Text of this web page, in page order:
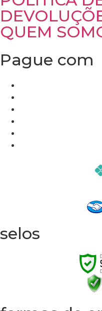
QUEM
Pague com
selos